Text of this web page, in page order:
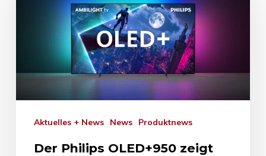
Aktuelles + News News Produktnews
Der Philips OLED+950 zeigt